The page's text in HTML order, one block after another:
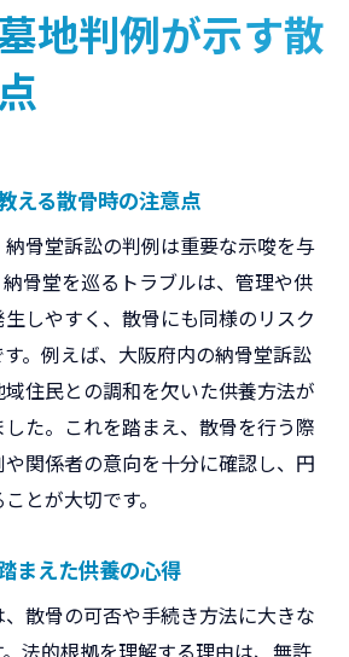
地判例が示す散
える散骨時の注意点
骨堂訴訟の判例は重要な示唆を与
骨堂を巡るトラブルは、管理や供
しやすく、散骨にも同様のリスク
。例えば、大阪府内の納骨堂訴訟
住民との調和を欠いた供養方法が
た。これを踏まえ、散骨を行う際
関係者の意向を十分に確認し、円
とが大切です。
まえた供養の心得
散骨の可否や手続き方法に大きな
法的根拠を理解する理由は、無許